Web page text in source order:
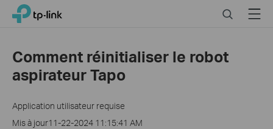
Click
navigation
TP-Link, Reliably Smart SearchMenu
Comment réinitialiser le robot
aspirateur Tapo
Application utilisateur requise
Mis à jour11-22-2024 11:15:41 AM